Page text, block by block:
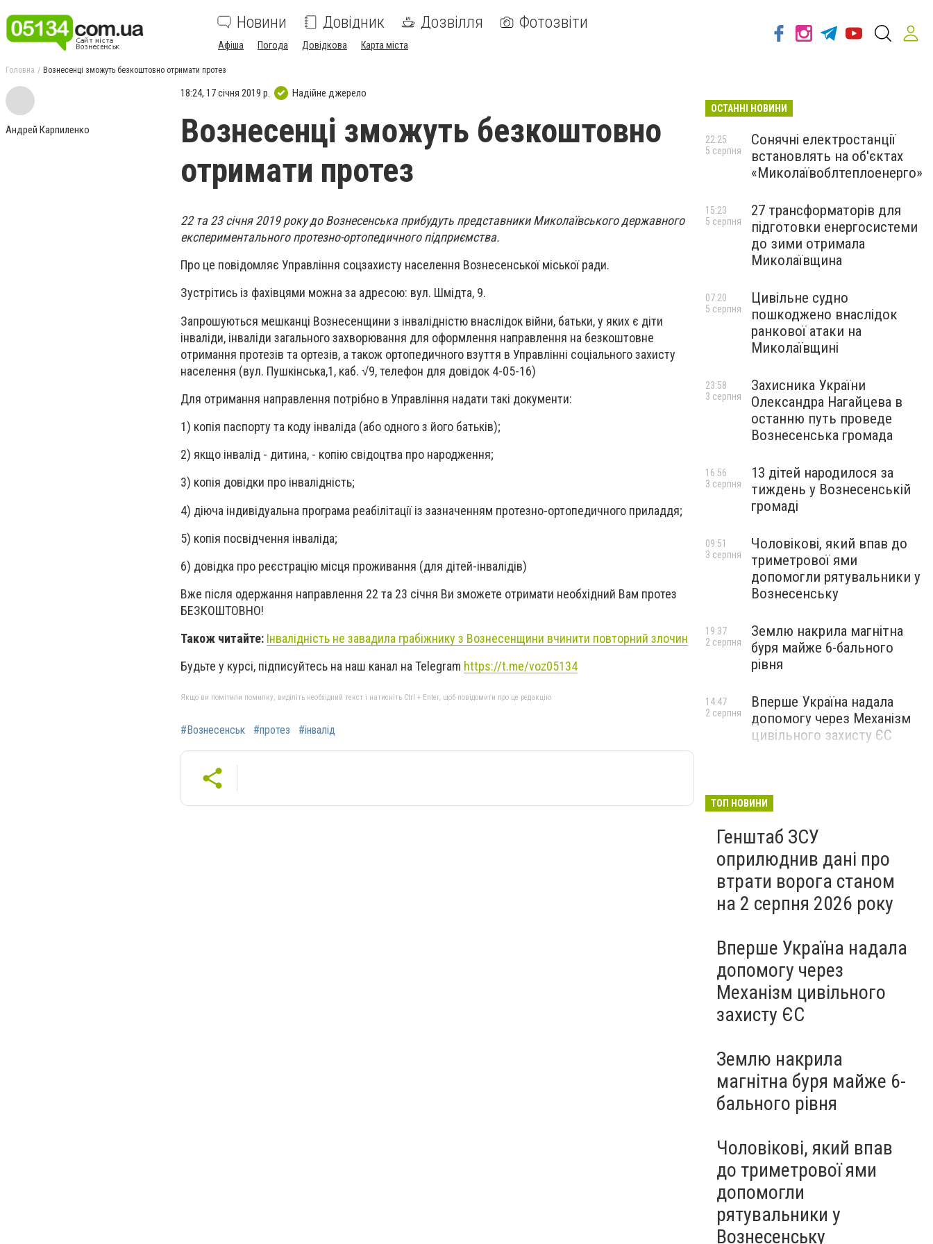
Новини Довідник Дозвілля Фотозвіти
Афіша Погода Довідкова Карта міста
Головна Вознесенці зможуть безкоштовно отримати протез
Андрей Карпиленко
18:24, 17 січня 2019 р. Надійне джерело
Вознесенці зможуть безкоштовно
отримати протез
22 та 23 січня 2019 року до Вознесенська прибудуть представники Миколаївського державного
експериментального протезно-ортопедичного підприємства.
Про це повідомляє Управління соцзахисту населення Вознесенської міської ради.
Зустрітись із фахівцями можна за адресою: вул. Шмідта, 9.
Запрошуються мешканці Вознесенщини з інвалідністю внаслідок війни, батьки, у яких є діти
інваліди, інваліди загального захворювання для оформлення направлення на безкоштовне
отримання протезів та ортезів, а також ортопедичного взуття в Управлінні соціального захисту
населення (вул. Пушкінська,1, каб. √9, телефон для довідок 4-05-16)
Для отримання направлення потрібно в Управління надати такі документи:
1) копія паспорту та коду інваліда (або одного з його батьків);
2) якщо інвалід - дитина, - копію свідоцтва про народження;
3) копія довідки про інвалідність;
4) діюча індивідуальна програма реабілітації із зазначенням протезно-ортопедичного приладдя;
5) копія посвідчення інваліда;
6) довідка про реєстрацію місця проживання (для дітей-інвалідів)
Вже після одержання направлення 22 та 23 січня Ви зможете отримати необхідний Вам протез
БЕЗКОШТОВНО!
Також читайте: Інвалідність не завадила грабіжнику з Вознесенщини вчинити повторний злочин
Будьте у курсі, підписуйтесь на наш канал на Telegram https://t.me/voz05134
Якщо ви помітили помилку, виділіть необхідний текст і натисніть Ctrl + Enter, щоб повідомити про це редакцію
#Вознесенськ #протез #інвалід
ОСТАННІ НОВИНИ
Сонячні електростанції
встановлять на об'єктах
«Миколаївоблтеплоенерго»
22:25
5 серпня
27 трансформаторів для
підготовки енергосистеми
до зими отримала
Миколаївщина
15:23
5 серпня
Цивільне судно
пошкоджено внаслідок
ранкової атаки на
Миколаївщині
07:20
5 серпня
Захисника України
Олександра Нагайцева в
останню путь проведе
Вознесенська громада
23:58
3 серпня
13 дітей народилося за
тиждень у Вознесенській
громаді
16:56
3 серпня
Чоловікові, який впав до
триметрової ями
допомогли рятувальники у
Вознесенську
09:51
3 серпня
Землю накрила магнітна
буря майже 6-бального
рівня
19:37
2 серпня
Вперше Україна надала
допомогу через Механізм
цивільного захисту ЄС
14:47
2 серпня
ТОП НОВИНИ
Генштаб ЗСУ
оприлюднив дані про
втрати ворога станом
на 2 серпня 2026 року
Вперше Україна надала
допомогу через
Механізм цивільного
захисту ЄС
Землю накрила
магнітна буря майже 6-
бального рівня
Чоловікові, який впав
до триметрової ями
допомогли
рятувальники у
Вознесенську